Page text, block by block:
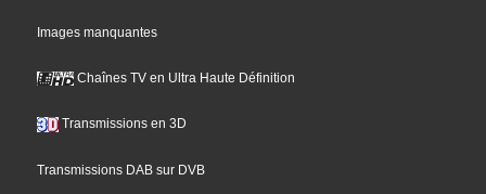
Images manquantes
Chaînes TV en Ultra Haute Définition
Transmissions en 3D
Transmissions DAB sur DVB